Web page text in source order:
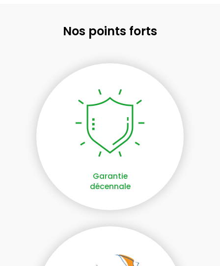
Nos points forts
Garantie
décennale